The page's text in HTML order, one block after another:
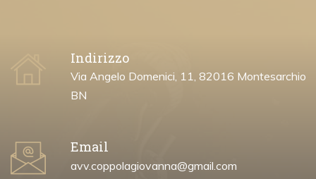
Indirizzo
Via Angelo Domenici, 11, 82016 Montesarchio
BN
Email
avv.coppolagiovanna@gmail.com